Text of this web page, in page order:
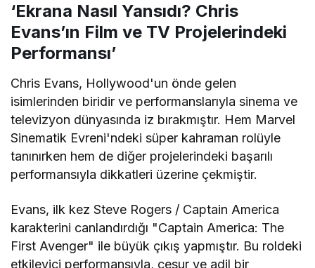
‘Ekrana Nasıl Yansıdı? Chris
Evans’ın Film ve TV Projelerindeki
Performansı’
Chris Evans, Hollywood'un önde gelen
isimlerinden biridir ve performanslarıyla sinema ve
televizyon dünyasında iz bırakmıştır. Hem Marvel
Sinematik Evreni'ndeki süper kahraman rolüyle
tanınırken hem de diğer projelerindeki başarılı
performansıyla dikkatleri üzerine çekmiştir.
Evans, ilk kez Steve Rogers / Captain America
karakterini canlandırdığı "Captain America: The
First Avenger" ile büyük çıkış yapmıştır. Bu roldeki
etkileyici performansıyla, cesur ve adil bir